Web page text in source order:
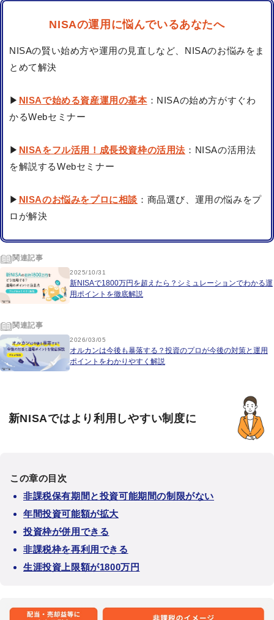
NISAの運用に悩んでいるあなたへ
NISAの賢い始め方や運用の見直しなど、NISAのお悩みをま
とめて解決
▶ NISAで始める資産運用の基本：NISAの始め方がすぐわ
かるWebセミナー
▶ NISAをフル活用！成長投資枠の活用法 ：NISAの活用法
を解説するWebセミナー
▶ NISAのお悩みをプロに相談 ：商品選び、運用の悩みをプ
ロが解決
関連記事
2025/10/31
新NISAで1800万円を超えたら？シミュレーションでわかる運
用ポイントを徹底解説
関連記事
2026/03/05
オルカンは今後も暴落する？投資のプロが今後の対策と運用
ポイントをわかりやすく解説
新NISAではより利用しやすい制度に
この章の目次
非課税保有期間と投資可能期間の制限がない
年間投資可能額が拡大
投資枠が併用できる
非課税枠を再利用できる
生涯投資上限額が1800万円